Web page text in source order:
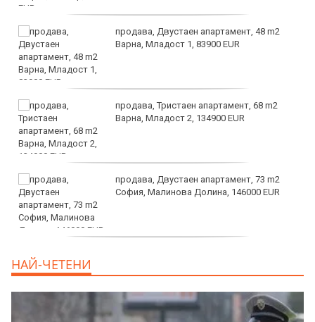
продава, Двустаен апартамент, 48 m2
Варна, Младост 1, 83900 EUR
продава, Тристаен апартамент, 68 m2
Варна, Младост 2, 134900 EUR
продава, Двустаен апартамент, 73 m2
София, Малинова Долина, 146000 EUR
НАЙ-ЧЕТЕНИ